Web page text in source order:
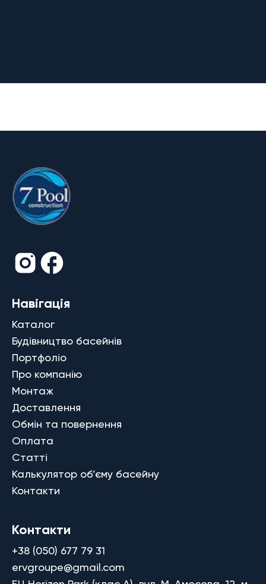
Навігація
Каталог
Будівництво басейнів
Портфоліо
Про компанію
Монтаж
Доставлення
Обмін та повернення
Оплата
Статті
Калькулятор об’єму басейну
Контакти
Контакти
+38 (050) 677 79 31
ervgroupe@gmail.com